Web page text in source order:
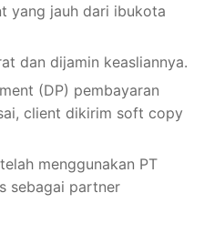
yang jauh dari ibukota
dan dijamin keasliannya.
(DP) pembayaran
client dikirim soft copy
menggunakan PT
sebagai partner